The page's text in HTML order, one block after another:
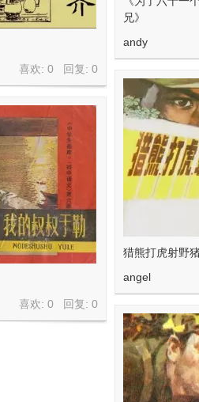
兄》
andy
喜欢: 0 回复: 0
猎熊打虎射野
angel
喜欢: 0 回复: 0